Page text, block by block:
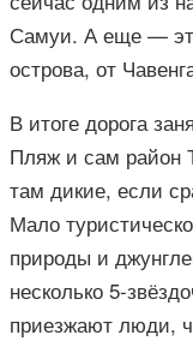
Самуи. А еще —
острова, от
В итоге дорога
Пляж и сам район
там дикие, если
Мало
природы и
несколько 5-
приезжают люди,